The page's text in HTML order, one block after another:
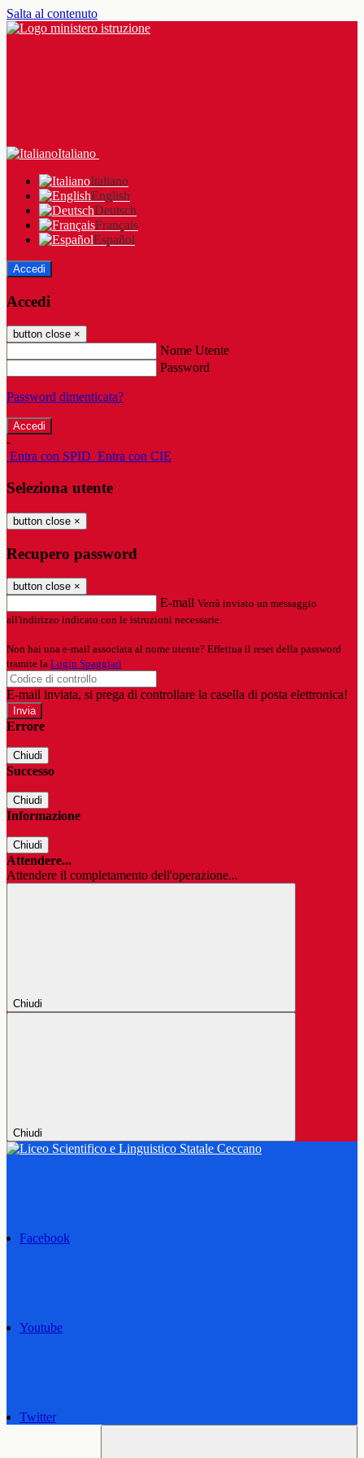
Salta al contenuto
Italiano
Italiano
English
Deutsch
Français
Español
Accedi
Accedi
button close ×
Nome Utente
Password
Password dimenticata?
-
Entra con SPID Entra con CIE
Seleziona utente
button close ×
Recupero password
button close ×
E-mail Verrà inviato un messaggio
all'indirizzo indicato con le istruzioni necessarie.
Non hai una e-mail associata al nome utente? Effettua il reset della password
tramite la Login Spaggiari
E-mail inviata, si prega di controllare la casella di posta elettronica!
Errore
Chiudi
Successo
Chiudi
Informazione
Chiudi
Attendere...
Attendere il completamento dell'operazione...
Chiudi
Chiudi
Facebook
Youtube
Twitter